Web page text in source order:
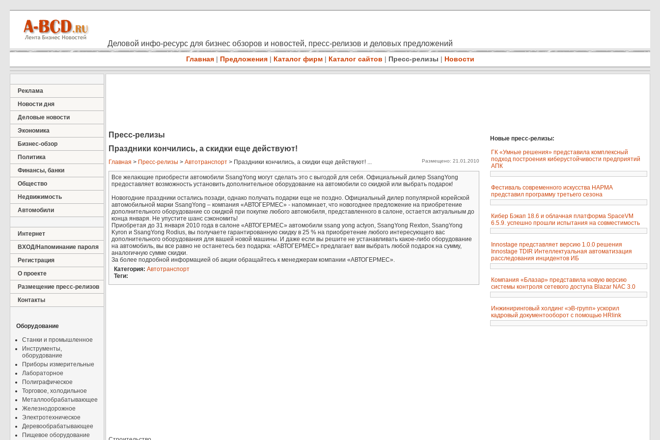
Деловой инфо-ресурс для бизнес обзоров и новостей, пресс-релизов и деловых предложений
Главная | Предложения | Каталог фирм | Каталог сайтов | Пресс-релизы | Новости
Реклама
Новости дня
Деловые новости
Экономика
Бизнес-обзор
Политика
Финансы, банки
Общество
Недвижимость
Автомобили
Интернет
ВХОД/Напоминание пароля
Регистрация
О проекте
Размещение пресс-релизов
Контакты
Оборудование
Станки и промышленное
Инструменты,
оборудование
Приборы измерительные
Лабораторное
Полиграфическое
Торговое, холодильное
Металлообрабатывающее
Железнодорожное
Электротехническое
Деревообрабатывающее
Пищевое оборудование
Пресс-релизы
Праздники кончились, а скидки еще действуют!
Главная > Пресс-релизы > Автотранспорт > Праздники кончились, а скидки еще действуют! ... Размещено: 21.01.2010
Все желающие приобрести автомобили SsangYong могут сделать это с выгодой для себя. Официальный дилер SsangYong
предоставляет возможность установить дополнительное оборудование на автомобили со скидкой или выбрать подарок!
Новогодние праздники остались позади, однако получать подарки еще не поздно. Официальный дилер популярной корейской
автомобильной марки SsangYong – компания «АВТОГЕРМЕС» - напоминает, что новогоднее предложение на приобретение
дополнительного оборудование со скидкой при покупке любого автомобиля, представленного в салоне, остается актуальным до
конца января. Не упустите шанс сэкономить!
Приобретая до 31 января 2010 года в салоне «АВТОГЕРМЕС» автомобили ssang yong actyon, SsangYong Rexton, SsangYong
Kyron и SsangYong Rodius, вы получаете гарантированную скидку в 25 % на приобретение любого интересующего вас
дополнительного оборудования для вашей новой машины. И даже если вы решите не устанавливать какое-либо оборудование
на автомобиль, вы все равно не останетесь без подарка: «АВТОГЕРМЕС» предлагает вам выбрать любой подарок на сумму,
аналогичную сумме скидки.
За более подробной информацией об акции обращайтесь к менеджерам компании «АВТОГЕРМЕС».
Категория: Автотранспорт
Теги:
Новые пресс-релизы:
ГК «Умные решения» представила комплексный
подход построения киберустойчивости предприятий
АПК
Фестиваль современного искусства НАРМА
представил программу третьего сезона
Кибер Бэкап 18.6 и облачная платформа SpaceVM
6.5.9. успешно прошли испытания на совместимость
Innostage представляет версию 1.0.0 решения
Innostage TDIR Интеллектуальная автоматизация
расследования инцидентов ИБ
Компания «Блазар» представила новую версию
системы контроля сетевого доступа Blazar NAC 3.0
Инжиниринговый холдинг «эВ-групп» ускорил
кадровый документооборот с помощью HRlink